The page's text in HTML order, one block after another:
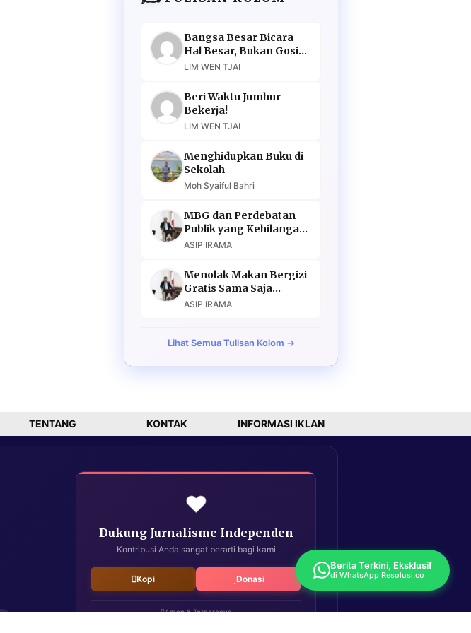
Bangsa Besar Bicara
Hal Besar, Bukan Gosip
Murahan
LIM WEN TJAI
Beri Waktu Jumhur
Bekerja!
LIM WEN TJAI
Menghidupkan Buku di
Sekolah
Moh Syaiful Bahri
MBG dan Perdebatan
Publik yang Kehilangan
Argumen
ASIP IRAMA
Menolak Makan Bergizi
Gratis Sama Saja
Menolak Masa Depan
ASIP IRAMA
Lihat Semua Tulisan Kolom →
TENTANG KONTAK INFORMASI IKLAN
❤️
Dukung Jurnalisme Independen
Kontribusi Anda sangat berarti bagi kami
Kopi Donasi
Aman & Terpercaya
Berita Terkini, Eksklusif
di WhatsApp Resolusi.co